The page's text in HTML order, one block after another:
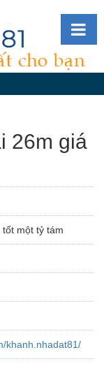
26m giá
một tỷ tám
khanh.nhadat81/